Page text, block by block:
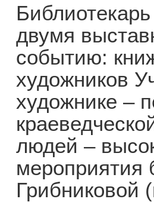
двумя
событию:
художников
художнике –
людей –
мероприятия
Грибниковой